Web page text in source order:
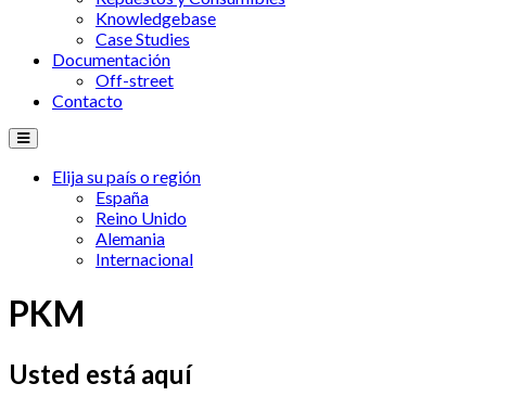
Knowledgebase
Case Studies
Documentación
Off-street
Contacto
Elija su país o región
España
Reino Unido
Alemania
Internacional
PKM
Usted está aquí